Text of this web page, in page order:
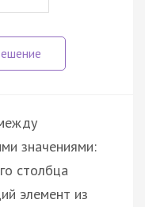
значениями:
столбца
элемент из